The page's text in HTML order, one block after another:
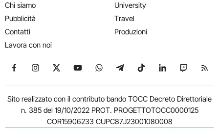
Chi siamo
Pubblicità
Contatti
Lavora con noi
University
Travel
Produzioni
Seguici su Facebook
Seguici su Instagram
Seguici su X
Seguici su YouTube
Seguici su WhatsApp
Seguici su Telegram
Seguici su TikTok
Seguici su
Seguici
Sito realizzato con il contributo bando TOCC Decreto Direttoriale
n. 385 del 19/10/2022 PROT. PROGETTOTOCC0000125
COR15906233 CUPC87J23001080008